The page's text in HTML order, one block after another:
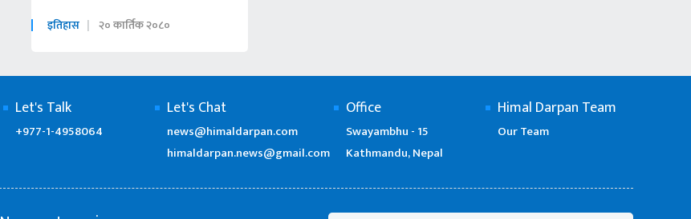
इतिहास २० कार्तिक २०८०
Let's Talk
+977-1-4958064
Let's Chat
news@himaldarpan.com
himaldarpan.news@gmail.com
Office
Swayambhu - 15
Kathmandu, Nepal
Himal Darpan Team
Our Team